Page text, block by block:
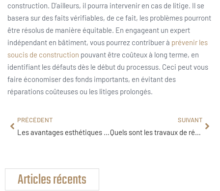
construction. D’ailleurs, il pourra intervenir en cas de litige. Il se
basera sur des faits vérifiables, de ce fait, les problèmes pourront
être résolus de manière équitable. En engageant un expert
indépendant en bâtiment, vous pourrez contribuer à prévenir les
soucis de construction pouvant être coûteux à long terme, en
identifiant les défauts dès le début du processus. Ceci peut vous
faire économiser des fonds importants, en évitant des
réparations coûteuses ou les litiges prolongés.
PRÉCÉDENT
Les avantages esthétiques et pratiques des fenêtres en bois personnalisées
SUIVANT
Quels sont les travaux de rénovation intérieure ?
Articles récents